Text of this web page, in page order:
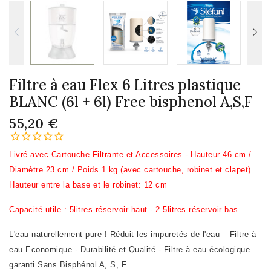
Filtre à eau Flex 6 Litres plastique
BLANC (6l + 6l) Free bisphenol A,S,F
55,20 €
Livré avec Cartouche Filtrante et Accessoires - Hauteur 46 cm /
Diamètre 23 cm / Poids 1 kg (avec cartouche, robinet et clapet).
Hauteur entre la base et le robinet: 12 cm
Capacité utile : 5litres réservoir haut - 2.5litres réservoir bas.
L'eau naturellement pure ! Réduit les impuretés de l'eau – Filtre à
eau Economique - Durabilité et Qualité - Filtre à eau écologique
garanti Sans Bisphénol A, S, F